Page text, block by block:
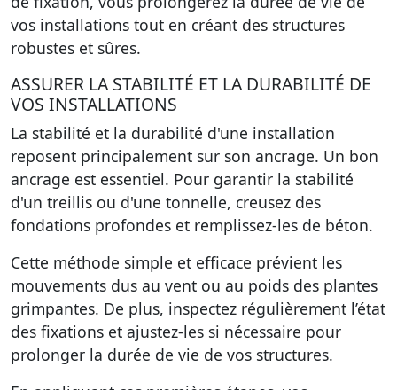
vos installations tout en créant des structures
robustes et sûres.
ASSURER LA STABILITÉ ET LA DURABILITÉ DE
VOS INSTALLATIONS
La stabilité et la durabilité d'une installation
reposent principalement sur son ancrage. Un bon
ancrage est essentiel. Pour garantir la stabilité
d'un treillis ou d'une tonnelle, creusez des
fondations profondes et remplissez-les de béton.
Cette méthode simple et efficace prévient les
mouvements dus au vent ou au poids des plantes
grimpantes. De plus, inspectez régulièrement l’état
des fixations et ajustez-les si nécessaire pour
prolonger la durée de vie de vos structures.